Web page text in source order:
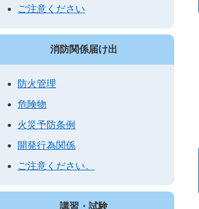
ご注意ください
消防関係届け出
防火管理
危険物
火災予防条例
開発行為関係
ご注意ください。
講習・試験